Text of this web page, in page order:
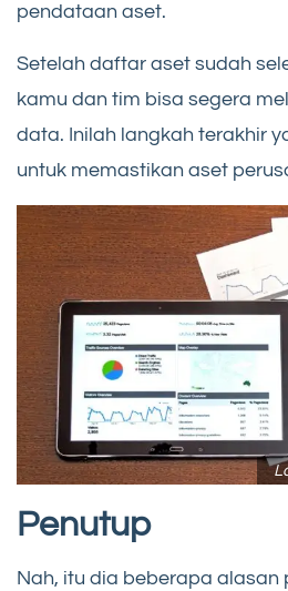
pendataan aset.
Setelah daftar aset sudah
kamu dan tim bisa segera
data. Inilah langkah terakhir
untuk memastikan aset
Penutup
Nah, itu dia beberapa alasan